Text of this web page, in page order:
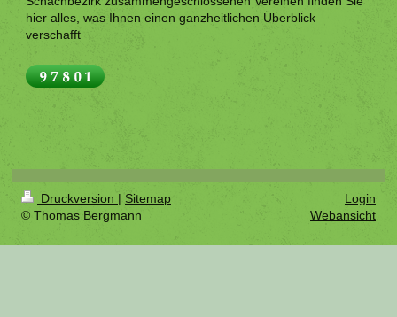
hier alles, was Ihnen einen ganzheitlichen Überblick
verschafft
Druckversion | Sitemap
© Thomas Bergmann
Login
Webansicht